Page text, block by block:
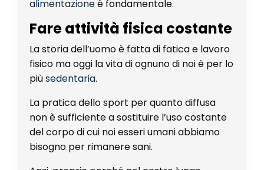
alimentazioneè fondamentale.
Fare attività fisica costante
La storia dell’uomo è fatta di fatica e lavoro
fisico ma oggi la vita di ognuno di noi è per lo
piùsedentaria.
La pratica dello sport per quanto diffusa
non è sufficiente a sostituire l’uso costante
del corpo di cui noi esseri umani abbiamo
bisogno per rimanere sani.